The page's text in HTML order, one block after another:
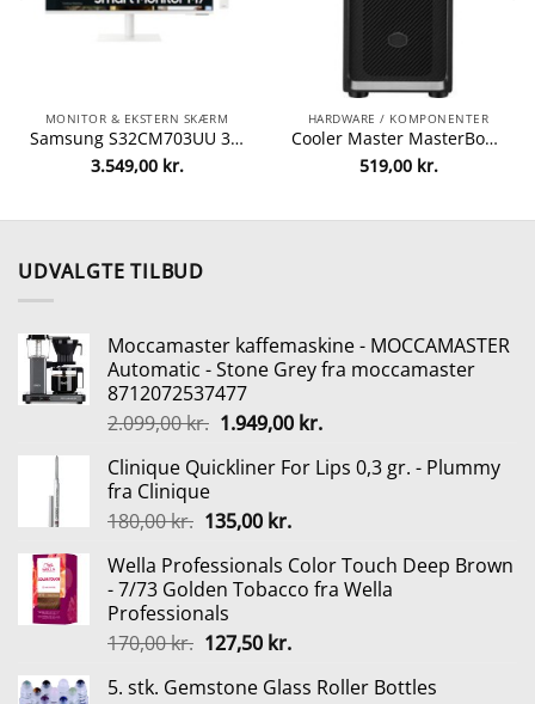
MONITOR & EKSTERN SKÆRM
Samsung S32CM703UU 32 3840 x 2160 (4K) HDMI USB-C 60Hz Dockingskærm
3.549,00 kr.
HARDWARE / KOMPONENTER
Cooler Master MasterBox Elite E500 Tårn ATX Ingen strømforsyning Sort
519,00 kr.
UDVALGTE TILBUD
Moccamaster kaffemaskine - MOCCAMASTER
Automatic - Stone Grey fra moccamaster
8712072537477
2.099,00kr. Den
pris
2.099,00 kr..
1.949,00 kr.Den
pris
Clinique Quickliner For Lips 0,3 gr. - Plummy
fra Clinique
180,00kr. Den
pris
var:
180,00 kr..
135,00 kr.Den
pris
er:
Wella Professionals Color Touch Deep Brown
- 7/73 Golden Tobacco fra Wella
Professionals
170,00kr. Den
pris
127,50 kr.Den
pris
5. stk. Gemstone Glass Roller Bottles